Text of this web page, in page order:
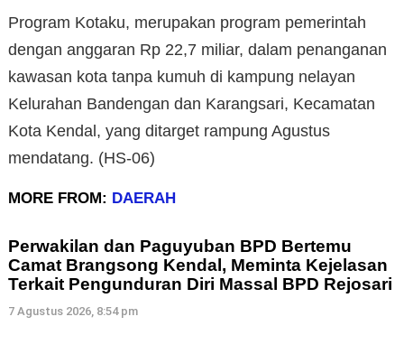
Program Kotaku, merupakan program pemerintah
dengan anggaran Rp 22,7 miliar, dalam penanganan
kawasan kota tanpa kumuh di kampung nelayan
Kelurahan Bandengan dan Karangsari, Kecamatan
Kota Kendal, yang ditarget rampung Agustus
mendatang. (HS-06)
MORE FROM: DAERAH
Perwakilan dan Paguyuban BPD Bertemu
Camat Brangsong Kendal, Meminta Kejelasan
Terkait Pengunduran Diri Massal BPD Rejosari
7 Agustus 2026, 8:54 pm